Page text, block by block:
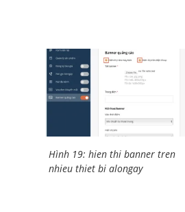
Hình 19: hien thi banner tren
nhieu thiet bi alongay